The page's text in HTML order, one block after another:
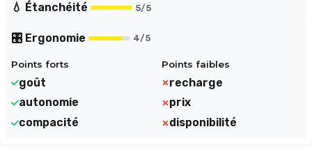
💧 Étanchéité 5/5
🎛️ Ergonomie 4/5
Points forts
goût
autonomie
compacité
Points faibles
recharge
prix
disponibilité